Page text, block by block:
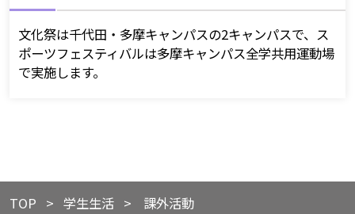
文化祭は千代田・多摩キャンパスの2キャンパスで、ス
ポーツフェスティバルは多摩キャンパス全学共用運動場
で実施します。
TOP ​​学生生活 課外活動